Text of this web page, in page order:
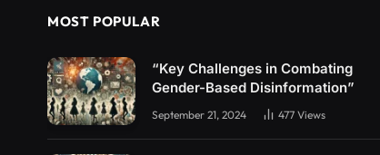
MOST POPULAR
“Key Challenges in Combating
Gender-Based Disinformation”
September 21, 2024 477 Views